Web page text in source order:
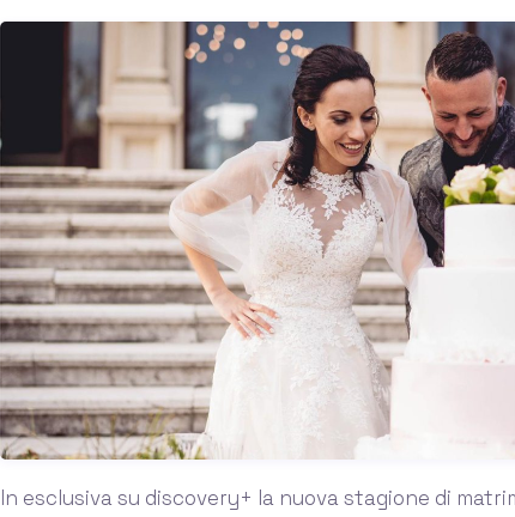
In esclusiva su discovery+ la nuova stagione di